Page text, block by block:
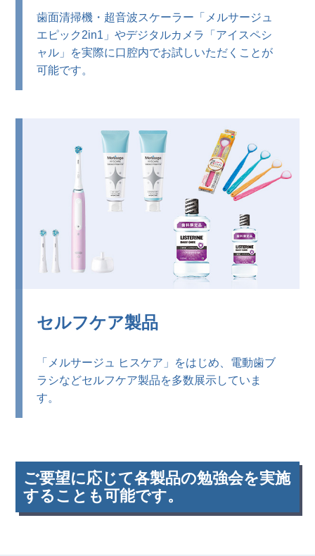
歯面清掃機・超音波スケーラー「メルサージュ
エピック2in1」やデジタルカメラ「アイスペシ
ャル」を実際に口腔内でお試しいただくことが
可能です。
セルフケア製品
「メルサージュ ヒスケア」をはじめ、電動歯ブ
ラシなどセルフケア製品を多数展示していま
す。
ご要望に応じて各製品の勉強会を実施
することも可能です。